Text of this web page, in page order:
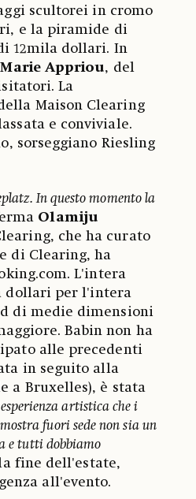
scultorei in cromo
e la piramide di
12mila dollari. In
Marie Appriou, del
La
Maison Clearing
e conviviale.
sorseggiano Riesling
In questo momento la
Olamiju
che ha curato
di Clearing, ha
L'intera
dollari per l'intera
di medie dimensioni
Babin non ha
alle precedenti
in seguito alla
a Bruxelles), è stata
artistica che i
mostra fuori sede non sia un
e tutti dobbiamo
fine dell'estate,
all'evento.